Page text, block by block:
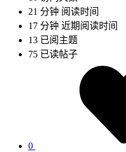
21 分钟 阅读时间
17 分钟 近期阅读时间
13 已阅主题
75 已读帖子
0